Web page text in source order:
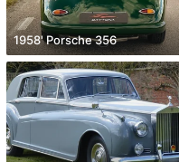
1958' Porsche 356